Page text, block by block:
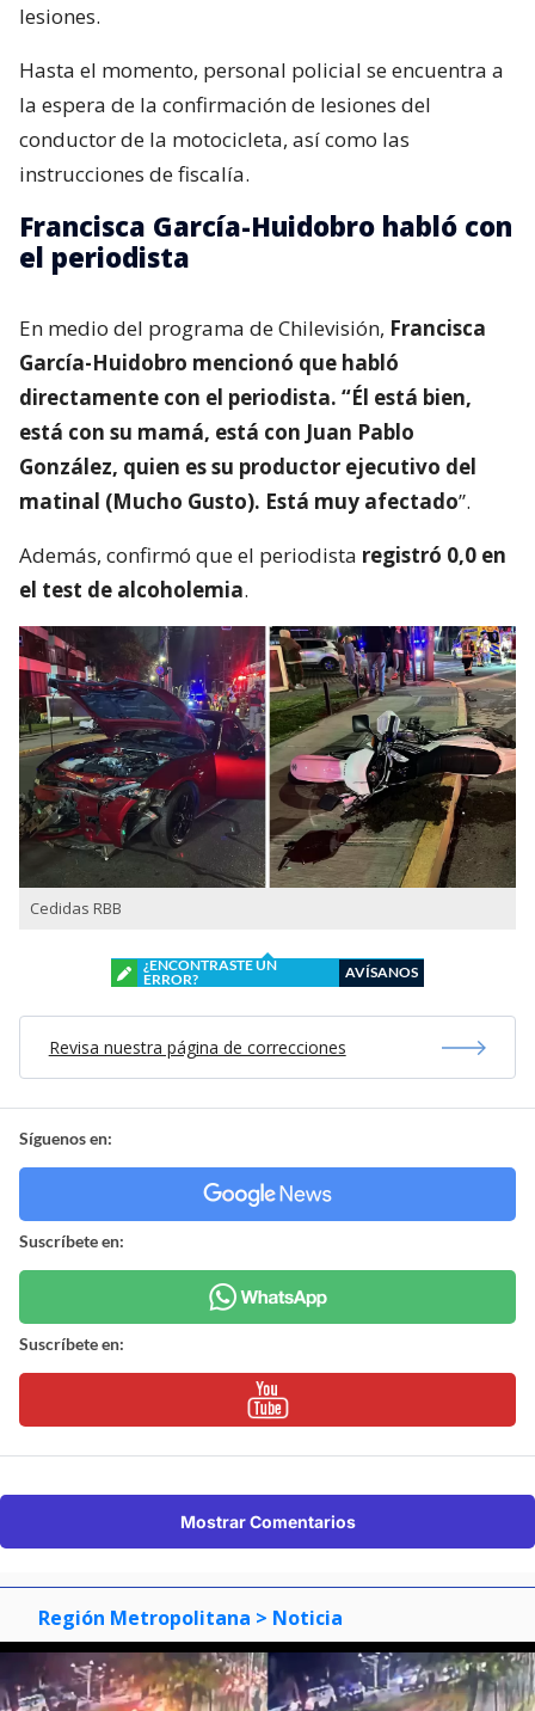
lesiones.
Hasta el momento, personal policial se encuentra a
la espera de la confirmación de lesiones del
conductor de la motocicleta, así como las
instrucciones de fiscalía.
Francisca García-Huidobro habló con
el periodista
En medio del programa de Chilevisión, Francisca
García-Huidobro mencionó que habló
directamente con el periodista. “Él está bien,
está con su mamá, está con Juan Pablo
González, quien es su productor ejecutivo del
matinal (Mucho Gusto). Está muy afectado”.
Además, confirmó que el periodista registró 0,0 en
el test de alcoholemia.
Cedidas RBB
¿ENCONTRASTE UN
ERROR?
AVÍSANOS
Revisa nuestra página de correcciones
Síguenos en:
Suscríbete en:
Suscríbete en:
Mostrar Comentarios
Región Metropolitana > Noticia